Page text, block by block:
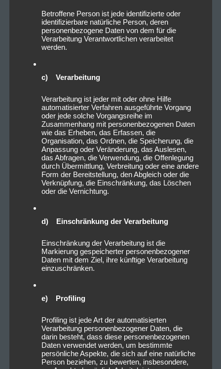
Betroffene Person ist jede identifizierte oder
identifizierbare natürliche Person, deren
personenbezogene Daten von dem für die
Verarbeitung Verantwortlichen verarbeitet
werden.
c) Verarbeitung
Verarbeitung ist jeder mit oder ohne Hilfe
automatisierter Verfahren ausgeführte Vorgang
oder jede solche Vorgangsreihe im
Zusammenhang mit personenbezogenen Daten
wie das Erheben, das Erfassen, die
Organisation, das Ordnen, die Speicherung, die
Anpassung oder Veränderung, das Auslesen,
das Abfragen, die Verwendung, die Offenlegung
durch Übermittlung, Verbreitung oder eine andere
Form der Bereitstellung, den Abgleich oder die
Verknüpfung, die Einschränkung, das Löschen
oder die Vernichtung.
d) Einschränkung der Verarbeitung
Einschränkung der Verarbeitung ist die
Markierung gespeicherter personenbezogener
Daten mit dem Ziel, ihre künftige Verarbeitung
einzuschränken.
e) Profiling
Profiling ist jede Art der automatisierten
Verarbeitung personenbezogener Daten, die
darin besteht, dass diese personenbezogenen
Daten verwendet werden, um bestimmte
persönliche Aspekte, die sich auf eine natürliche
Person beziehen, zu bewerten, insbesondere,